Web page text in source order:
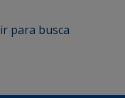
ir para busca